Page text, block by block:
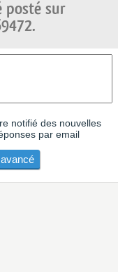
posté sur
notifié des nouvelles
par email